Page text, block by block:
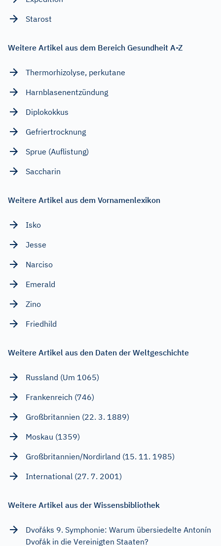
Starost
Weitere Artikel aus dem Bereich Gesundheit A-Z
Thermorhizolyse, perkutane
Harnblasenentzündung
Diplokokkus
Gefriertrocknung
Sprue (Auflistung)
Saccharin
Weitere Artikel aus dem Vornamenlexikon
Isko
Jesse
Narciso
Emerald
Zino
Friedhild
Weitere Artikel aus den Daten der Weltgeschichte
Russland (Um 1065)
Frankenreich (746)
Großbritannien (22. 3. 1889)
Moskau (1359)
Großbritannien/Nordirland (15. 11. 1985)
International (27. 7. 2001)
Weitere Artikel aus der Wissensbibliothek
Dvořáks 9. Symphonie: Warum übersiedelte Antonín
Dvořák in die Vereinigten Staaten?